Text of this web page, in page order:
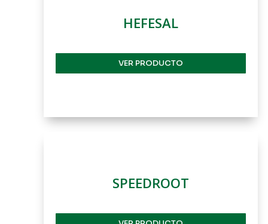
HEFESAL
VER PRODUCTO
SPEEDROOT